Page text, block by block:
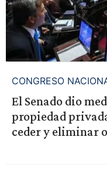
CONGRESO
El Senado dio
propiedad
ceder y eliminar